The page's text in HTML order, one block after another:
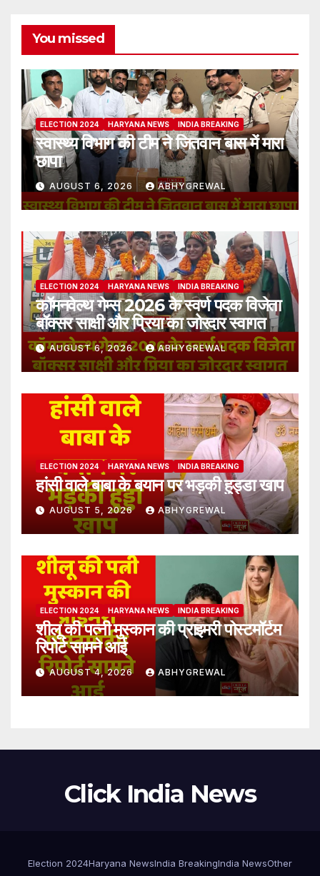
You missed
ELECTION 2024 HARYANA NEWS INDIA BREAKING
स्वास्थ्य विभाग की टीम ने जितवान बास में मारा
छापा
AUGUST 6, 2026 ABHYGREWAL
ELECTION 2024 HARYANA NEWS INDIA BREAKING
कॉमनवेल्थ गेम्स 2026 के स्वर्ण पदक विजेता
बॉक्सर साक्षी और प्रिया का जोरदार स्वागत
AUGUST 6, 2026 ABHYGREWAL
ELECTION 2024 HARYANA NEWS INDIA BREAKING
हांसी वाले बाबा के बयान पर भड़की हुड्डा खाप
AUGUST 5, 2026 ABHYGREWAL
ELECTION 2024 HARYANA NEWS INDIA BREAKING
शीलू की पत्नी मुस्कान की प्राइमरी पोस्टमॉर्टम
रिपोर्ट सामने आई
AUGUST 4, 2026 ABHYGREWAL
Click India News
Election 2024Haryana NewsIndia BreakingIndia NewsOther